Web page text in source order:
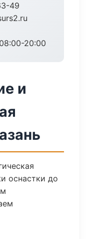
49
20:00
и
оснастки до